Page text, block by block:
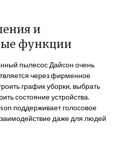
и
функции
пылесос Дайсон очень
через фирменное
график уборки, выбрать
состояние устройства.
поддерживает голосовое
даже для людей